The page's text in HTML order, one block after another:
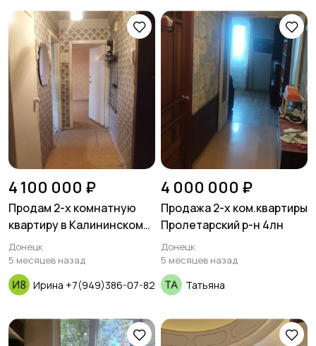
4 100 000 ₽
Продам 2-х комнатную
квартиру в Калининском
районе
Донецк
5 месяцев назад
Ирина +7(949)386-07-82
4 000 000 ₽
Продажа 2-х ком.квартиры
Пролетарский р-н 4лн
Донецк
5 месяцев назад
Татьяна